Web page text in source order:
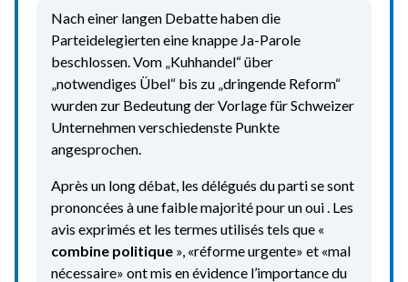
Nach einer langen Debatte haben die
Parteidelegierten eine knappe Ja-Parole
beschlossen. Vom „Kuhhandel“ über
„notwendiges Übel“ bis zu „dringende Reform“
wurden zur Bedeutung der Vorlage für Schweizer
Unternehmen verschiedenste Punkte
angesprochen.
Après un long débat, les délégués du parti se sont
prononcées à une faible majorité pour un oui . Les
avis exprimés et les termes utilisés tels que «
combine politique », «réforme urgente» et «mal
nécessaire» ont mis en évidence l’importance du